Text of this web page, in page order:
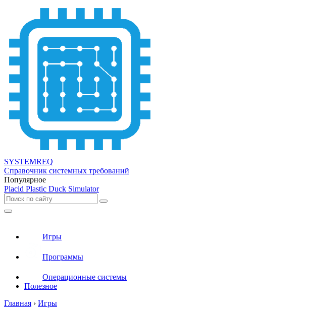
SYSTEMREQ
Справочник системных требований
Популярное
Placid Plastic Duck Simulator
Игры
Программы
Операционные системы
Полезное
Главная › Игры